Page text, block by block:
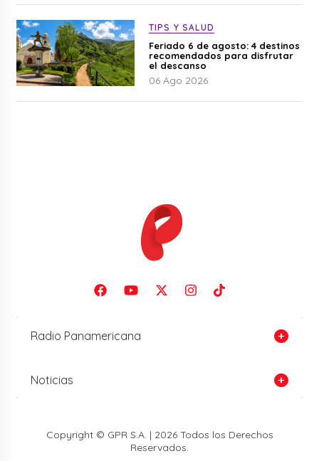
TIPS Y SALUD
Feriado 6 de agosto: 4 destinos
recomendados para disfrutar
el descanso
06 Ago 2026
Radio Panamericana
Noticias
Copyright © GPR S.A. | 2026 Todos los Derechos
Reservados.